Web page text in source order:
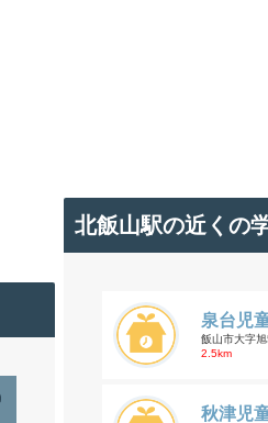
北飯山駅の近くの
泉台児
飯山市大字
2.5km
秋津児